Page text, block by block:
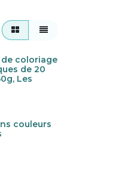
de coloriage
de 20
Les
couleurs